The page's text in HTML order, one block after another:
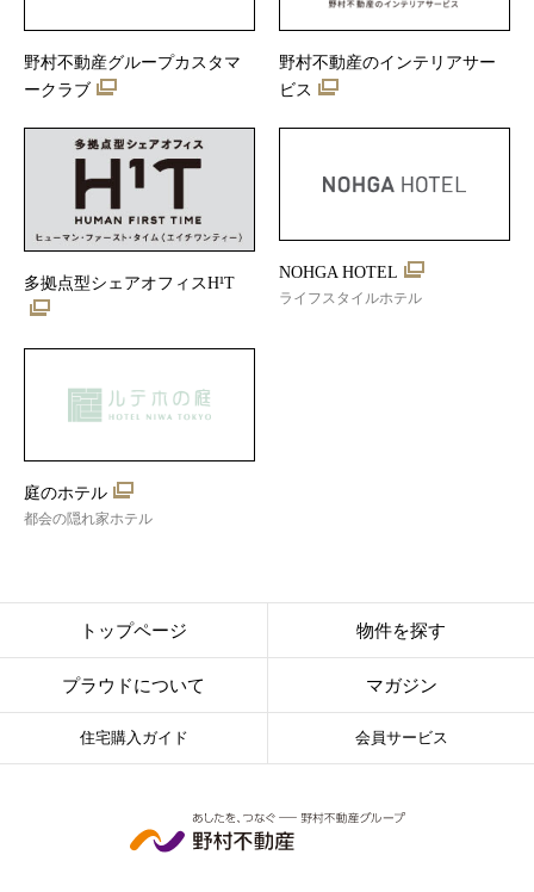
野村不動産グループカスタマ
ークラブ
野村不動産のインテリアサー
ビス
多拠点型シェアオフィスH¹T
NOHGA HOTEL
ライフスタイルホテル
庭のホテル
都会の隠れ家ホテル
トップページ 物件を探す
プラウドについて マガジン
住宅購入ガイド 会員サービス